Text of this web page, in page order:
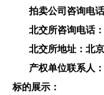
拍卖公司咨询电
北交所咨询电话：
北交所地址：北
产权单位联系人：
标的展示：